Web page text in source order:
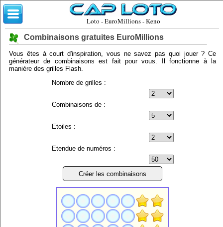
Loto - EuroMillions - Keno
Combinaisons gratuites EuroMillions
Vous êtes à court d'inspiration, vous ne savez pas quoi jouer ? Ce
générateur de combinaisons est fait pour vous. Il fonctionne à la
manière des grilles Flash.
Nombre de grilles :
Combinaisons de :
Etoiles :
Etendue de numéros :